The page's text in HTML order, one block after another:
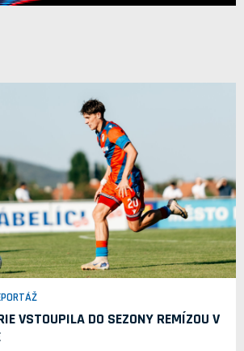
VSTOUPILA DO SEZONY REMÍZOU V